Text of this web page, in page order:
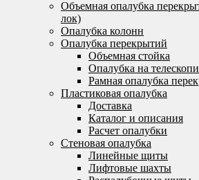
Объемная опалубка
лок)
Опалубка колонн
Опалубка перекрытий
Объемная стойка
Опалубка на
Рамная опалубка
Пластиковая опалубка
Доставка
Каталог и описания
Расчет опалубки
Стеновая опалубка
Линейные щиты
Лифтовые шахты